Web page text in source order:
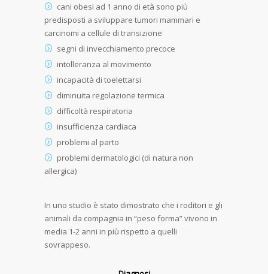
cani obesi ad 1 anno di età sono più
predisposti a sviluppare tumori mammari e
carcinomi a cellule di transizione
segni di invecchiamento precoce
intolleranza al movimento
incapacità di toelettarsi
diminuita regolazione termica
difficoltà respiratoria
insufficienza cardiaca
problemi al parto
problemi dermatologici (di natura non
allergica)
In uno studio è stato dimostrato che i roditori e gli
animali da compagnia in “peso forma” vivono in
media 1-2 anni in più rispetto a quelli
sovrappeso.